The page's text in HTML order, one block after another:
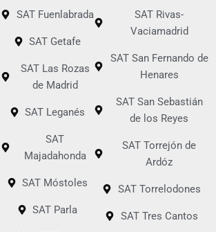
SAT Fuenlabrada
SAT Getafe
SAT Las Rozas
de Madrid
SAT Leganés
SAT
Majadahonda
SAT Móstoles
SAT Parla
SAT Rivas-
Vaciamadrid
SAT San Fernando de
Henares
SAT San Sebastián
de los Reyes
SAT Torrejón de
Ardóz
SAT Torrelodones
SAT Tres Cantos